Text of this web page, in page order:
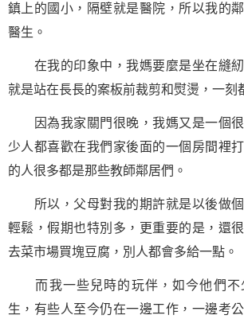
鎮上的國小，隔壁就是醫院，所以我的
醫生。
在我的印象中，我媽要麼是坐在縫紉
就是站在長長的案板前裁剪和熨燙，一刻
因為我家關門很晚，我媽又是一個很
少人都喜歡在我們家後面的一個房間裡
的人很多都是那些教師鄰居們。
所以，父母對我的期許就是以後做個
輕鬆，假期也特別多，更重要的是，還
去菜市場買塊豆腐，別人都會多給一點。
而我一些兒時的玩伴，如今他們不
生，有些人至今仍在一邊工作，一邊考